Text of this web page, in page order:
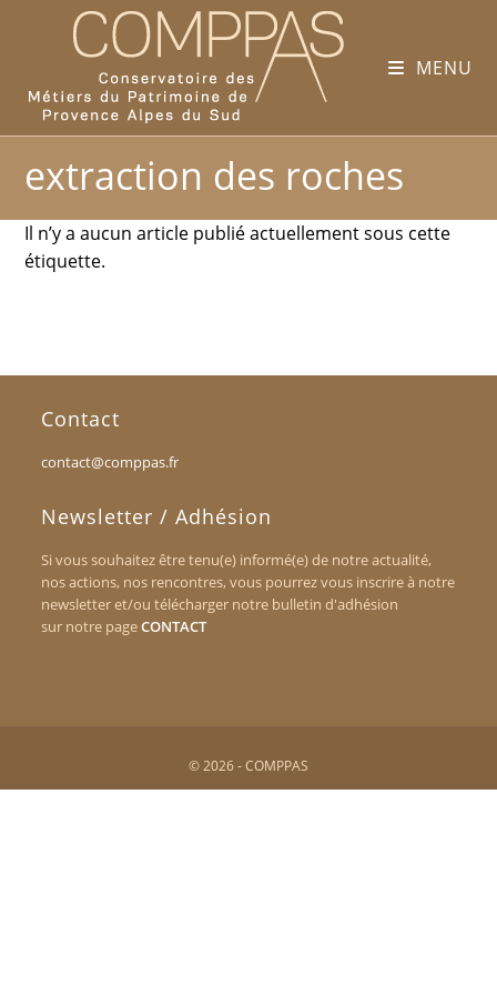
MENU
extraction des roches
Il n’y a aucun article publié actuellement sous cette
étiquette.
Contact
contact@comppas.fr
Newsletter / Adhésion
Si vous souhaitez être tenu(e) informé(e) de notre actualité,
nos actions, nos rencontres, vous pourrez vous inscrire à notre
newsletter et/ou télécharger notre bulletin d'adhésion
sur notre pageCONTACT
© 2026 - COMPPAS